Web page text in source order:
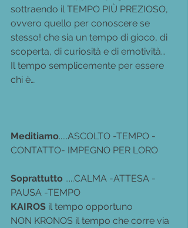
sottraendo il TEMPO PIÙ PREZIOSO,
ovvero quello per conoscere se
stesso! che sia un tempo di gioco, di
scoperta, di curiosità e di emotività…
Il tempo semplicemente per essere
chi è…
Meditiamo.....ASCOLTO -TEMPO -
CONTATTO- IMPEGNO PER LORO
Soprattutto .....CALMA -ATTESA -
PAUSA -TEMPO
KAIROS il tempo opportuno
NON KRONOS il tempo che corre via